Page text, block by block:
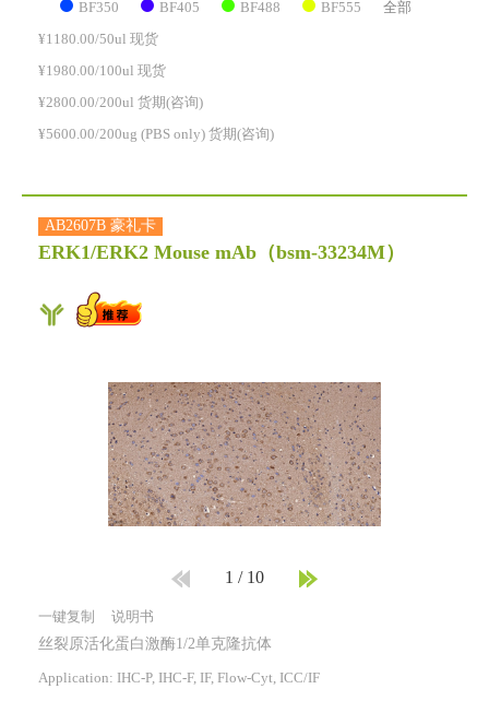
BF350 BF405 BF488 BF555 全部
¥1180.00/50ul 现货
¥1980.00/100ul 现货
¥2800.00/200ul 货期(咨询)
¥5600.00/200ug (PBS only) 货期(咨询)
AB2607B 豪礼卡
ERK1/ERK2 Mouse mAb （bsm-33234M）
1 / 10
一键复制 说明书
丝裂原活化蛋白激酶1/2单克隆抗体
Application: IHC-P, IHC-F, IF, Flow-Cyt, ICC/IF